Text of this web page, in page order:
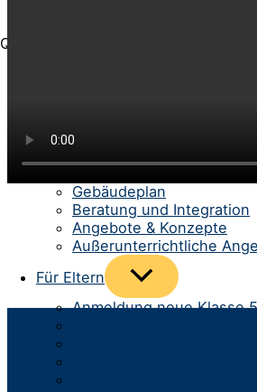
Quick-Menü
Unterricht
Gebäudeplan
Beratung und Integration
Angebote & Konzepte
Außerunterrichtliche
Für Eltern
Menü
umschalten
Anmeldung neue Klasse 5